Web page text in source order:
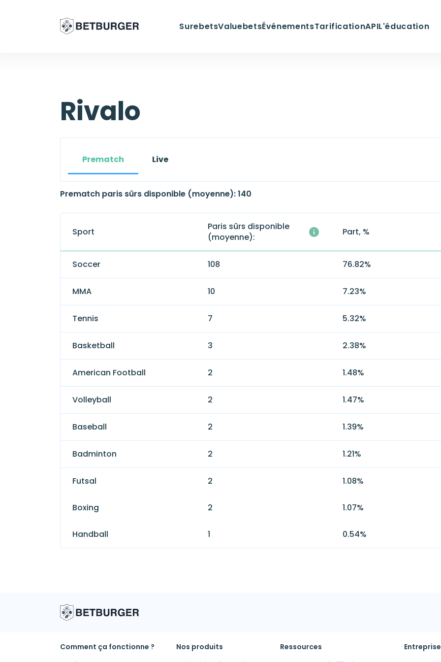
SurebetsValuebetsÉvénementsTarificationAPIL'éducation
Rivalo
Prematch Live
Prematch paris sûrs disponible (moyenne): 140
Sport
Paris sûrs disponible
(moyenne):
Part, %
Soccer 108 76.82%
MMA 10 7.23%
Tennis 7 5.32%
Basketball 3 2.38%
American Football 2 1.48%
Volleyball 2 1.47%
Baseball 2 1.39%
Badminton 2 1.21%
Futsal 2 1.08%
Boxing 2 1.07%
Handball 1 0.54%
Comment ça fonctionne ?
Nos produits
Ressources
Entreprise